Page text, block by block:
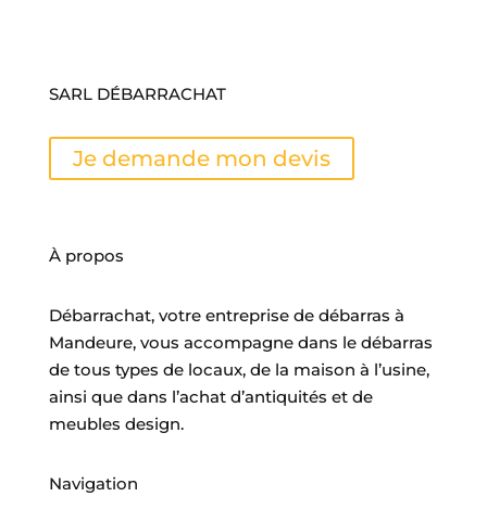
SARL DÉBARRACHAT
Je demande mon devis
À propos
Débarrachat, votre entreprise de débarras à
Mandeure, vous accompagne dans le débarras
de tous types de locaux, de la maison à l’usine,
ainsi que dans l’achat d’antiquités et de
meubles design.
Navigation